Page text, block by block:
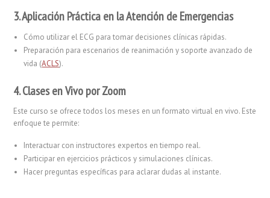
3. Aplicación Práctica en la Atención de Emergencias
Cómo utilizar el ECG para tomar decisiones clínicas rápidas.
Preparación para escenarios de reanimación y soporte avanzado de
vida (ACLS).
4. Clases en Vivo por Zoom
Este curso se ofrece todos los meses en un formato virtual en vivo. Este
enfoque te permite:
Interactuar con instructores expertos en tiempo real.
Participar en ejercicios prácticos y simulaciones clínicas.
Hacer preguntas específicas para aclarar dudas al instante.